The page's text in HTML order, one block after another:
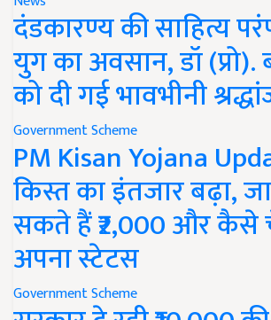
दंडकारण्य की साहित्य
युग का अवसान, डॉ
को दी गई भावभीनी
Government Scheme
PM Kisan Yojana
किस्त का इंतजार बढ़ा,
सकते हैं ₹2,000 और
अपना स्टेटस
Government Scheme